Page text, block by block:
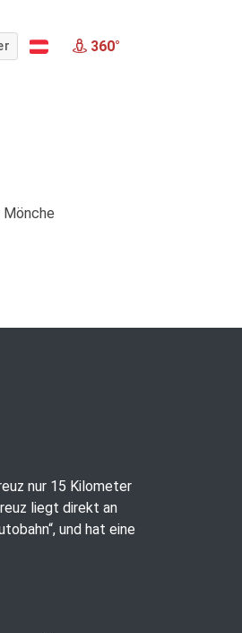
360°
Mönche
nur 15 Kilometer
liegt direkt an
und hat eine